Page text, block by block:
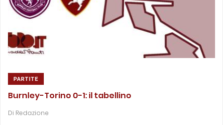
PARTITE
Burnley-Torino 0-1: il tabellino
Di Redazione